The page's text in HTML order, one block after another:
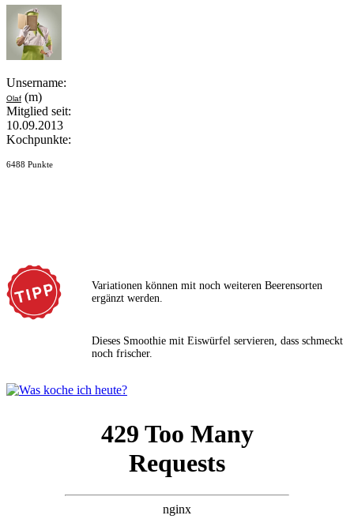
Unsername:
Olaf (m)
Mitglied seit:
10.09.2013
Kochpunkte:
6488 Punkte
Variationen können mit noch weiteren Beerensorten
ergänzt werden.
Dieses Smoothie mit Eiswürfel servieren, dass schmeckt
noch frischer.